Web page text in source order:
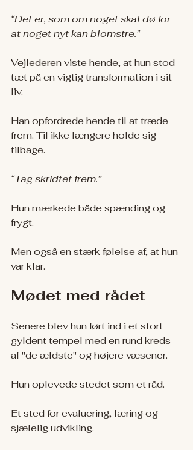
“Det er, som om noget skal dø for
at noget nyt kan blomstre.”
Vejlederen viste hende, at hun stod
tæt på en vigtig transformation i sit
liv.
Han opfordrede hende til at træde
frem. Til ikke længere holde sig
tilbage.
“Tag skridtet frem.”
Hun mærkede både spænding og
frygt.
Men også en stærk følelse af, at hun
var klar.
Mødet med rådet
Senere blev hun ført ind i et stort
gyldent tempel med en rund kreds
af "de ældste" og højere væsener.
Hun oplevede stedet som et råd.
Et sted for evaluering, læring og
sjælelig udvikling.